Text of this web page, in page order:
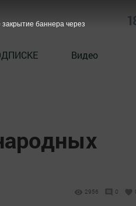
Видео
2956 0
закрытие баннера через